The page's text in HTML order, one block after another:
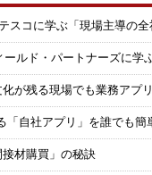
スコに学ぶ「現場主導の全
ルド・パートナーズに学
が残る現場でも業務アプ
「自社アプリ」を誰でも簡
材購買」の秘訣